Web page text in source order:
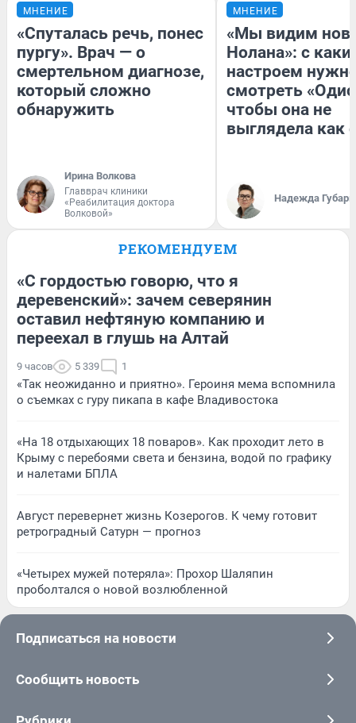
МНЕНИЕ
«Спуталась речь, понес
пургу». Врач — о
смертельном диагнозе,
который сложно
обнаружить
Ирина Волкова
Главврач клиники
«Реабилитация доктора
Волковой»
МНЕНИЕ
«Мы видим
Нолана»: с
настроем
смотреть
чтобы она не
выглядела как
Надежда Губарь
РЕКОМЕНДУЕМ
«С гордостью говорю, что я
деревенский»: зачем северянин
оставил нефтяную компанию и
переехал в глушь на Алтай
9 часов 5 339 1
«Так неожиданно и приятно». Героиня мема вспомнила
о съемках с гуру пикапа в кафе Владивостока
«На 18 отдыхающих 18 поваров». Как проходит лето в
Крыму с перебоями света и бензина, водой по графику
и налетами БПЛА
Август перевернет жизнь Козерогов. К чему готовит
ретроградный Сатурн — прогноз
«Четырех мужей потеряла»: Прохор Шаляпин
проболтался о новой возлюбленной
Подписаться на новости
Сообщить новость